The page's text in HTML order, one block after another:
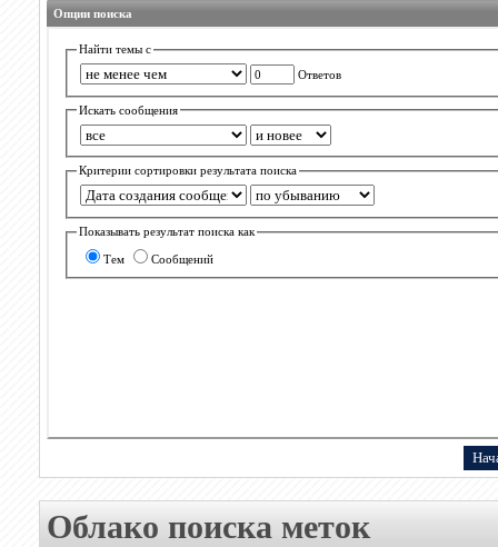
Опции поиска
Найти темы с
Ответов
Искать сообщения
Критерии сортировки результата поиска
Показывать результат поиска как
Тем Сообщений
Облако поиска меток